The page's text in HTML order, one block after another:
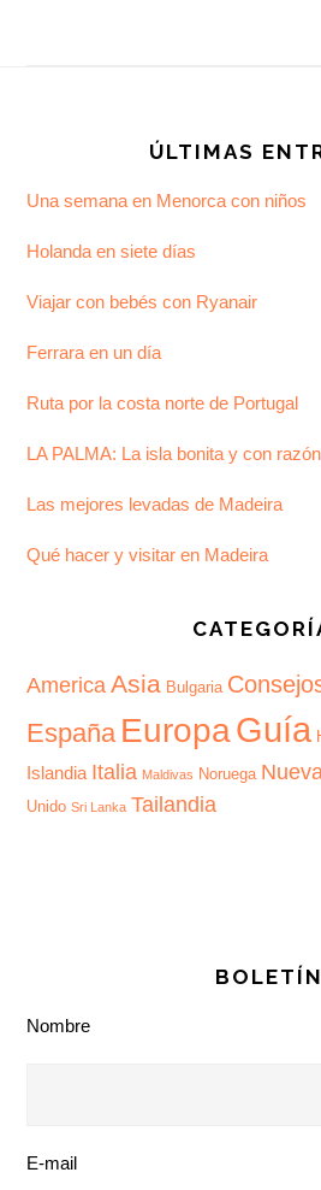
ÚLTIMAS
Una semana en Menorca con niños
Holanda en siete días
Viajar con bebés con Ryanair
Ferrara en un día
Ruta por la costa norte de Portugal
LA PALMA: La isla bonita y con razón
Las mejores levadas de Madeira
Qué hacer y visitar en Madeira
America Asia Bulgaria
España EuropaGuía
Islandia Italia Maldivas Noruega
Unido Sri Lanka Tailandia
BOLETÍN
Nombre
E-mail